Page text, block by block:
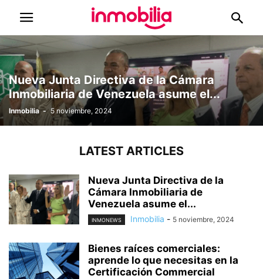
Nueva Junta Directiva de la Cámara
Inmobiliaria de Venezuela asume el...
Inmobilia - 5 noviembre, 2024
LATEST ARTICLES
Nueva Junta Directiva de la
Cámara Inmobiliaria de
Venezuela asume el...
INMONEWS Inmobilia - 5 noviembre, 2024
Bienes raíces comerciales:
aprende lo que necesitas en la
Certificación Commercial